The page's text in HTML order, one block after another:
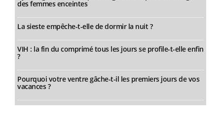
des femmes enceintes
La sieste empêche-t-elle de dormir la nuit ?
VIH : la fin du comprimé tous les jours se profile-t-elle enfin
?
Pourquoi votre ventre gâche-t-il les premiers jours de vos
vacances ?